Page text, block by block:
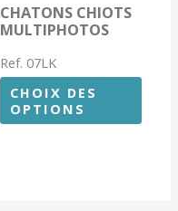
CHATONS CHIOTS
MULTIPHOTOS
Ref. 07LK
CHOIX DES
OPTIONS